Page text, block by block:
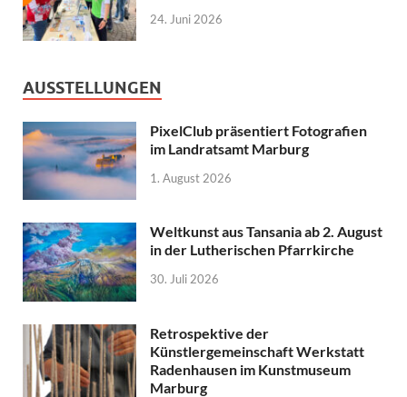
24. Juni 2026
AUSSTELLUNGEN
PixelClub präsentiert Fotografien
im Landratsamt Marburg
1. August 2026
Weltkunst aus Tansania ab 2. August
in der Lutherischen Pfarrkirche
30. Juli 2026
Retrospektive der
Künstlergemeinschaft Werkstatt
Radenhausen im Kunstmuseum
Marburg